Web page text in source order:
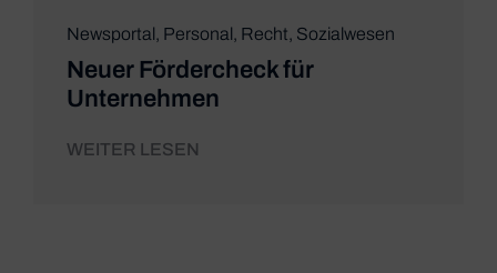
Newsportal, Personal, Recht, Sozialwesen
Neuer Fördercheck für
Unternehmen
WEITER LESEN